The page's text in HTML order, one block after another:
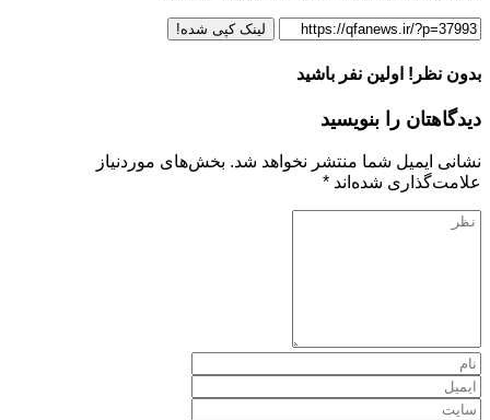
لینک کپی شده!
بدون نظر! اولین نفر باشید
دیدگاهتان را بنویسید
نشانی ایمیل شما منتشر نخواهد شد. بخش‌های موردنیاز
علامت‌گذاری شده‌اند *